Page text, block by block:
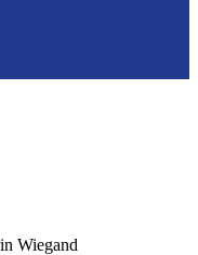
Wiegand